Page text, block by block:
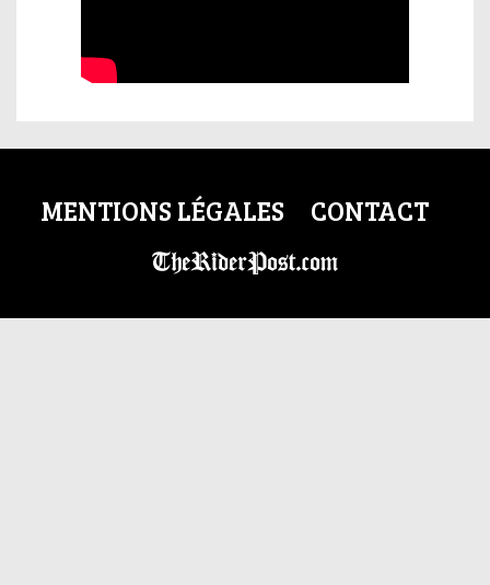
MENTIONS LÉGALES CONTACT